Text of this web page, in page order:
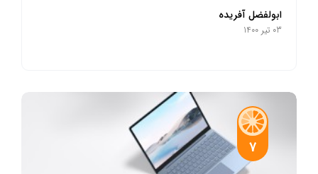
ابولفضل آفریده
03 تیر 1400
7